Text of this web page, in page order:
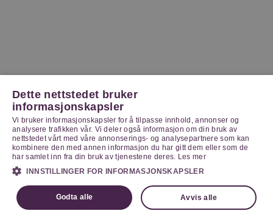
Dette nettstedet bruker
informasjonskapsler
Vi bruker informasjonskapsler for å tilpasse innhold, annonser og
analysere trafikken vår. Vi deler også informasjon om din bruk av
nettstedet vårt med våre annonserings- og analysepartnere som kan
kombinere den med annen informasjon du har gitt dem eller som de
har samlet inn fra din bruk av tjenestene deres. Les mer
INNSTILLINGER FOR INFORMASJONSKAPSLER
Godta alle Avvis alle